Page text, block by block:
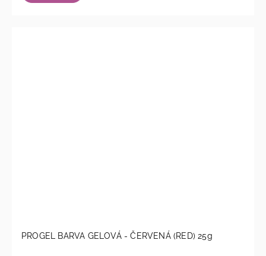
PROGEL BARVA GELOVÁ - ČERVENÁ (RED) 25g